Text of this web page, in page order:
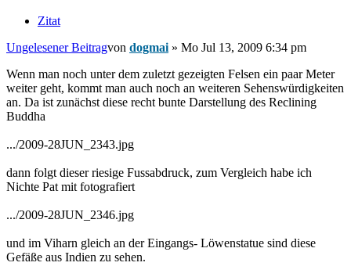
Zitat
Ungelesener Beitragvon dogmai » Mo Jul 13, 2009 6:34 pm
Wenn man noch unter dem zuletzt gezeigten Felsen ein paar Meter
weiter geht, kommt man auch noch an weiteren Sehenswürdigkeiten
an. Da ist zunächst diese recht bunte Darstellung des Reclining
Buddha
.../2009-28JUN_2343.jpg
dann folgt dieser riesige Fussabdruck, zum Vergleich habe ich
Nichte Pat mit fotografiert
.../2009-28JUN_2346.jpg
und im Viharn gleich an der Eingangs- Löwenstatue sind diese
Gefäße aus Indien zu sehen.